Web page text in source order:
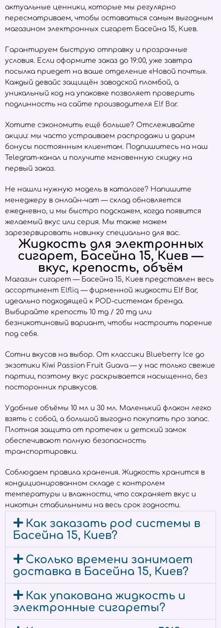
актуальные ценники, которые мы регулярно
пересматриваем, чтобы оставаться самым выгодным
магазином электронных сигарет Басейна 15, Киев.
Гарантируем быструю отправку и прозрачные
условия. Если оформите заказ до 19:00, уже завтра
посылка приедет на ваше отделение «Новой почты».
Каждый девайс защищён заводской пломбой, а
уникальный код на упаковке позволяет проверить
подлинность на сайте производителя Elf Bar.
Хотите сэкономить ещё больше? Отслеживайте
акции: мы часто устраиваем распродажи и дарим
бонусы постоянным клиентам. Подпишитесь на наш
Telegram-канал и получите мгновенную скидку на
первый заказ.
Не нашли нужную модель в каталоге? Напишите
менеджеру в онлайн-чат — склад обновляется
ежедневно, и мы быстро подскажем, когда появится
желаемый вкус или серия. Мы также можем
зарезервировать новинку специально для вас.
Жидкость для электронных
сигарет, Басейна 15, Киев —
вкус, крепость, объём
Магазин сигарет — Басейна 15, Киев представлен весь
ассортимент Elfliq — фирменной жидкости Elf Bar,
идеально подходящей к POD-системам бренда.
Выбирайте крепость 10 mg / 20 mg или
безникотиновый вариант, чтобы настроить парение
под себя.
Сотни вкусов на выбор. От классики Blueberry Ice до
экзотики Kiwi Passion Fruit Guava — у нас только свежие
партии, поэтому вкус раскрывается насыщенно, без
посторонних привкусов.
Удобные объёмы 10 мл и 30 мл. Маленький флакон легко
взять с собой, а большой выгодно покупать про запас.
Плотная защита от протечек и детский замок
обеспечивают полную безопасность
транспортировки.
Соблюдаем правила хранения. Жидкость хранится в
кондиционированном складе с контролем
температуры и влажности, что сохраняет вкус и
никотин стабильными на весь срок годности.
Как заказать pod системы в
Басейна 15, Киев?
Сколько времени занимает
доставка в Басейна 15, Киев?
Как упакована жидкость и
электронные сигареты?